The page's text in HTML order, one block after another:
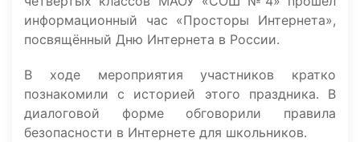
информационный час «Просторы Интернета»,
посвящённый Дню Интернета в России.
В ходе мероприятия участников кратко
познакомили с историей этого праздника. В
диалоговой форме обговорили правила
безопасности в Интернете для школьников.